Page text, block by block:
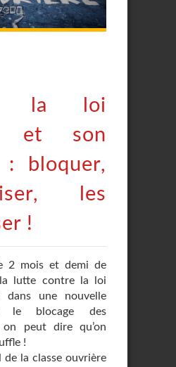
la loi
et son
: bloquer,
les
!
2 mois et demi de
lutte contre la loi
dans une nouvelle
le blocage des
peut dire qu’on
!
de la classe ouvrière